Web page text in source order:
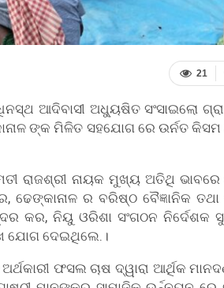
21
ଆଦିବାସୀ ଅଧ୍ୟୁଷିତ ସଂସାଇଲୋ
ଙ୍କ ମିଳିତ ସହଯୋଗ ରେ ଉର୍ନତ
ରାଜଶ୍ରୀ ନାୟକ ମୁଖ୍ୟ ଅତିଥି
ଢେଙ୍କାନାଳ ର ବରିଷ୍ଠ ବୈଜ୍ଞାନିକ
କର, ନିୟୁ ଓରିଶା ସଂଗଠନ ନିର୍ଦେଶକ
ଯୋଗ ଦେଇଥିଲେ.।
ଫସଲ ଚାଷ ଦ୍ୱାରା ଆର୍ଥିକ